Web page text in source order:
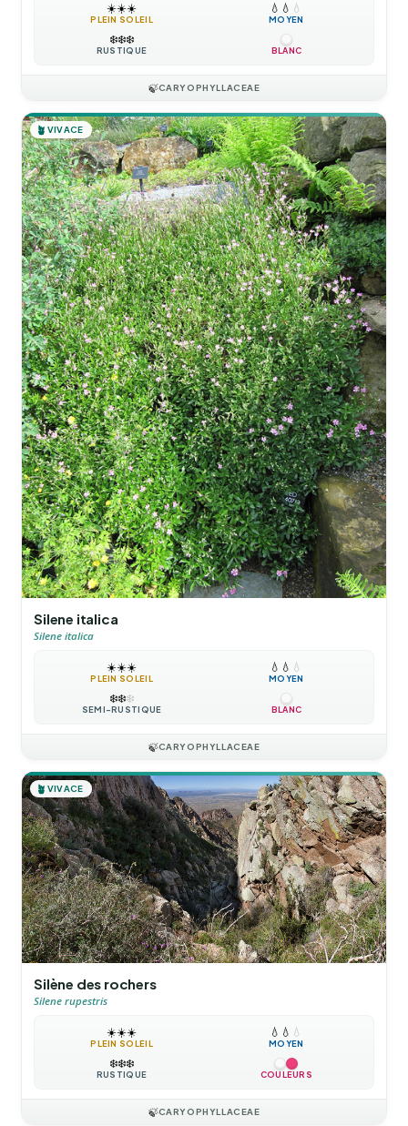
☀️☀️☀️
PLEIN SOLEIL
💧 💧 💧
MOYEN
❄️❄️❄️
RUSTIQUE BLANC
🍃CARYOPHYLLACEAE
🪴 VIVACE
Silene italica
Silene italica
☀️☀️☀️
PLEIN SOLEIL
💧 💧 💧
MOYEN
❄️❄️❄️
SEMI-RUSTIQUE BLANC
🍃CARYOPHYLLACEAE
🪴 VIVACE
Silène des rochers
Silene rupestris
☀️☀️☀️
PLEIN SOLEIL
💧 💧 💧
MOYEN
❄️❄️❄️
RUSTIQUE COULEURS
🍃CARYOPHYLLACEAE